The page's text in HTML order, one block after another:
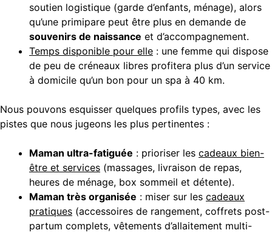
soutien logistique (garde d’enfants, ménage), alors
qu’une primipare peut être plus en demande de
souvenirs de naissance et d’accompagnement.
Temps disponible pour elle : une femme qui dispose
de peu de créneaux libres profitera plus d’un service
à domicile qu’un bon pour un spa à 40 km.
Nous pouvons esquisser quelques profils types, avec les
pistes que nous jugeons les plus pertinentes :
Maman ultra-fatiguée : prioriser les cadeaux bien-
être et services (massages, livraison de repas,
heures de ménage, box sommeil et détente).
Maman très organisée : miser sur les cadeaux
pratiques (accessoires de rangement, coffrets post-
partum complets, vêtements d’allaitement multi-